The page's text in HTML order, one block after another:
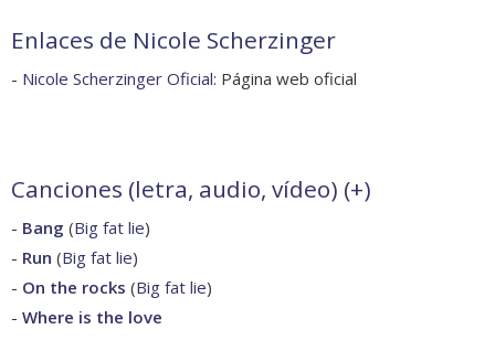
Enlaces de Nicole Scherzinger
- Nicole Scherzinger Oficial: Página web oficial
Canciones (letra, audio, vídeo) (+)
- Bang (Big fat lie)
- Run (Big fat lie)
- On the rocks (Big fat lie)
- Where is the love